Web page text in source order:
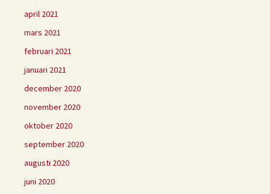
april 2021
mars 2021
februari 2021
januari 2021
december 2020
november 2020
oktober 2020
september 2020
augusti 2020
juni 2020